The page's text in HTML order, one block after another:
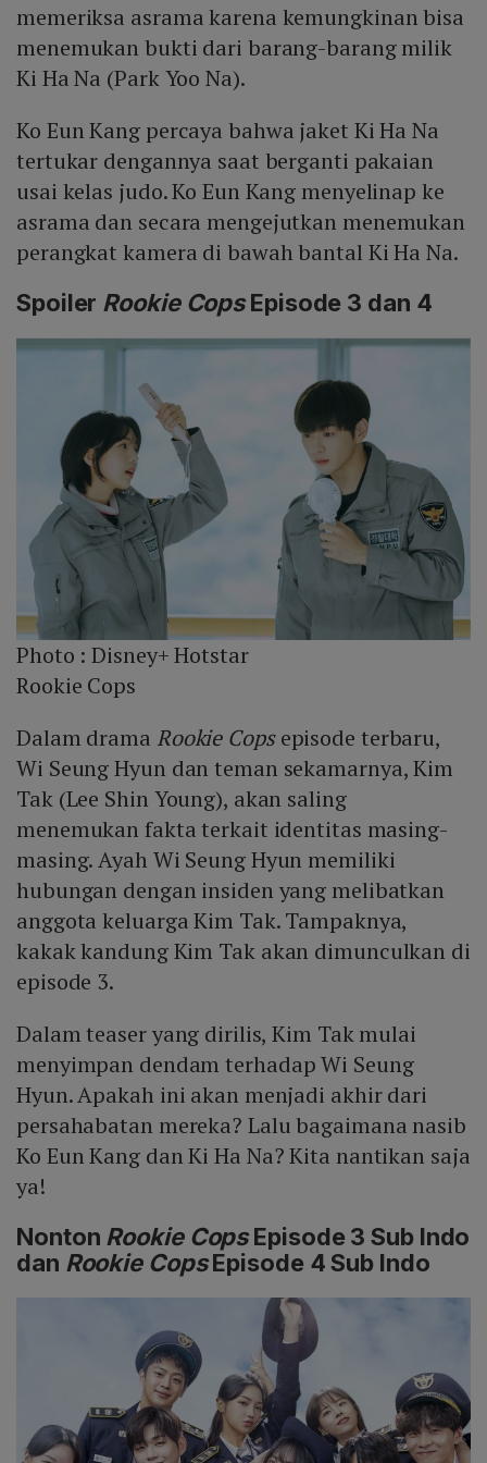
memeriksa asrama karena kemungkinan bisa
menemukan bukti dari barang-barang milik
Ki Ha Na (Park Yoo Na).
Ko Eun Kang percaya bahwa jaket Ki Ha Na
tertukar dengannya saat berganti pakaian
usai kelas judo. Ko Eun Kang menyelinap ke
asrama dan secara mengejutkan menemukan
perangkat kamera di bawah bantal Ki Ha Na.
Spoiler Rookie CopsEpisode 3 dan 4
Photo :Disney+ Hotstar
Rookie Cops
Dalam drama Rookie Copsepisode terbaru,
Wi Seung Hyun dan teman sekamarnya, Kim
Tak (Lee Shin Young), akan saling
menemukan fakta terkait identitas masing-
masing. Ayah Wi Seung Hyun memiliki
hubungan dengan insiden yang melibatkan
anggota keluarga Kim Tak. Tampaknya,
kakak kandung Kim Tak akan dimunculkan di
episode 3.
Dalam teaser yang dirilis, Kim Tak mulai
menyimpan dendam terhadap Wi Seung
Hyun. Apakah ini akan menjadi akhir dari
persahabatan mereka? Lalu bagaimana nasib
Ko Eun Kang dan Ki Ha Na? Kita nantikan saja
ya!
Nonton Rookie CopsEpisode 3 Sub Indo
dan Rookie CopsEpisode 4 Sub Indo